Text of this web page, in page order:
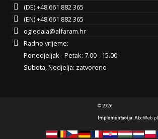
(DE) +48 661 882 365
(EN) +48 661 882 365
ogledala@alfaram.hr
Radno vrijeme:
Ponedjeljak - Petak: 7.00 - 15.00
Subota, Nedjelja: zatvoreno
© 2026
Implementacija:AbcWeb.pl